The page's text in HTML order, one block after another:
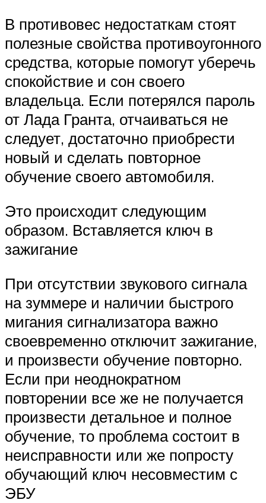
В противовес недостаткам стоят
полезные свойства противоугонного
средства, которые помогут уберечь
спокойствие и сон своего
владельца. Если потерялся пароль
от Лада Гранта, отчаиваться не
следует, достаточно приобрести
новый и сделать повторное
обучение своего автомобиля.
Это происходит следующим
образом. Вставляется ключ в
зажигание
При отсутствии звукового сигнала
на зуммере и наличии быстрого
мигания сигнализатора важно
своевременно отключит зажигание,
и произвести обучение повторно.
Если при неоднократном
повторении все же не получается
произвести детальное и полное
обучение, то проблема состоит в
неисправности или же попросту
обучающий ключ несовместим с
ЭБУ